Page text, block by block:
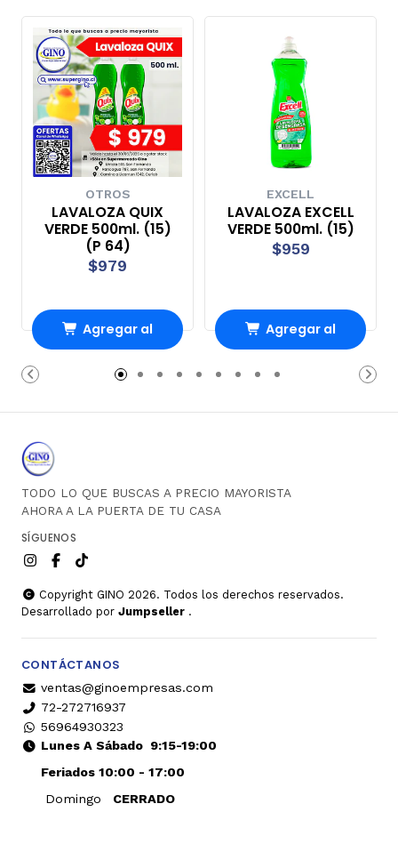
OTROS
LAVALOZA QUIX
VERDE 500ml. (15)
(P 64)
$979
Agregar al
carrito
EXCELL
LAVALOZA EXCELL
VERDE 500ml. (15)
$959
Agregar al
carrito
TODO LO QUE BUSCAS A PRECIO MAYORISTA
AHORA A LA PUERTA DE TU CASA
SÍGUENOS
Copyright GINO 2026. Todos los derechos reservados.
Desarrollado por Jumpseller .
CONTÁCTANOS
ventas@ginoempresas.com
72-272716937
56964930323
Lunes A Sábado9:15-19:00
Feriados 10:00 - 17:00
Domingo
CERRADO